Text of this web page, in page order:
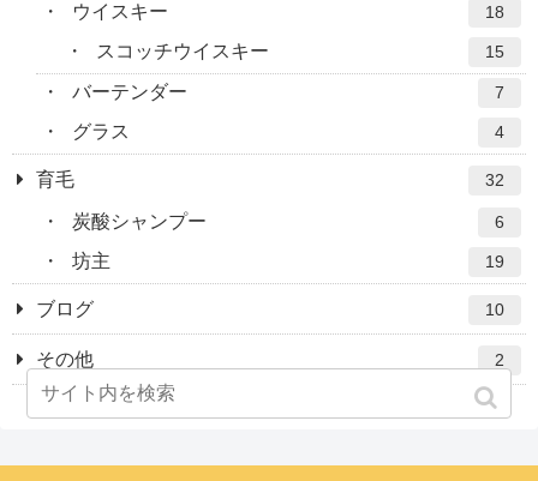
ウイスキー 18
スコッチウイスキー 15
バーテンダー 7
グラス 4
育毛 32
炭酸シャンプー 6
坊主 19
ブログ 10
その他 2